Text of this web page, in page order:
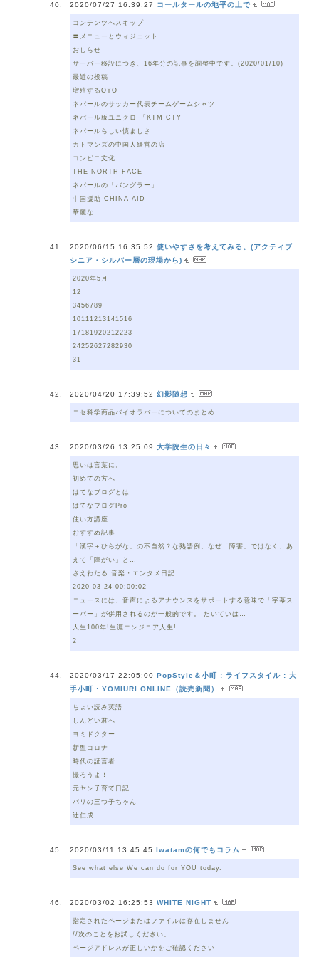
2020/07/27 16:39:27 コールタールの地平の上で
コンテンツへスキップ
〓メニューとウィジェット
おしらせ
サーバー移設につき、16年分の記事を調整中です。(2020/01/10)
最近の投稿
増殖するOYO
ネパールのサッカー代表チームゲームシャツ
ネパール版ユニクロ 「KTM CTY」
ネパールらしい慎ましさ
カトマンズの中国人経営の店
コンビニ文化
THE NORTH FACE
ネパールの「バングラー」
中国援助 CHINA AID
華麗な
2020/06/15 16:35:52 使いやすさを考えてみる。(アクティブ
シニア・シルバー層の現場から)
2020年5月
12
3456789
10111213141516
17181920212223
24252627282930
31
2020/04/20 17:39:52 幻影随想
ニセ科学商品バイオラバーについてのまとめ..
2020/03/26 13:25:09 大学院生の日々
思いは言葉に。
初めての方へ
はてなブログとは
はてなブログPro
使い方講座
おすすめ記事
「漢字＋ひらがな」の不自然？な熟語例。なぜ「障害」ではなく、あ
えて「障がい」と…
さえわたる 音楽・エンタメ日記
2020-03-24 00:00:02
ニュースには、音声によるアナウンスをサポートする意味で「字幕ス
ーパー」が併用されるのが一般的です。 たいていは…
人生100年!生涯エンジニア人生!
2
2020/03/17 22:05:00 PopStyle＆小町 : ライフスタイル : 大
手小町 : YOMIURI ONLINE（読売新聞）
ちょい読み英語
しんどい君へ
ヨミドクター
新型コロナ
時代の証言者
撮ろうよ！
元ヤン子育て日記
パリの三つ子ちゃん
辻仁成
2020/03/11 13:45:45 Iwatamの何でもコラム
See what else We can do for YOU today.
2020/03/02 16:25:53 WHITE NIGHT
指定されたページまたはファイルは存在しません
//次のことをお試しください。
ページアドレスが正しいかをご確認ください